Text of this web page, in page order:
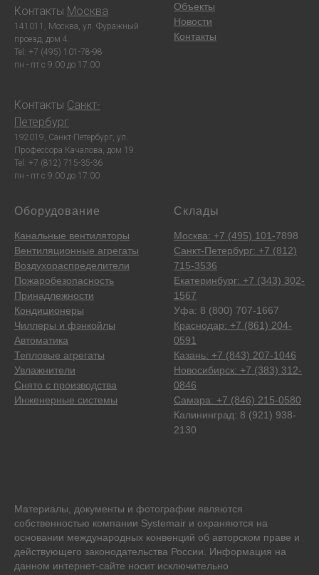
Контакты Москва
141011, Москва, ул. Фуражный
проезд, дом 4.
Tel: +7 (495) 101-78-98
пн - пт с 9:00 до 17:00
Контакты Санкт-
Петербург
192019, Санкт-Петербург, ул.
Профессора Качалова, дом 19.
Tel: +7 (812) 715-35-36
пн - пт с 9:00 до 17:00
Объекты
Новости
Контакты
Оборудование
Канальные вентиляторы
Вентиляционные агрегаты
Воздухораспределители
Пожаробезопасность
Принадлежности
Кондиционеры
Чиллеры и фэнкойлы
Автоматика
Тепловые агрегаты
Увлажнители
Снято с производства
Инженерные системы
Склады
Москва: +7 (495) 101-7898
Санкт-Петербург: +7 (812)
715-3536
Екатеринбург: +7 (343) 302-
1567
Уфа: 8 (800) 707-1667
Краснодар: +7 (861) 204-
0591
Казань: +7 (843) 207-1046
Новосибирск: +7 (383) 312-
0846
Самара: +7 (846) 215-0580
Калининград: 8 (921) 938-
2130
Материалы, документы и фотографии являются
собственностью компании Systemair и охраняются на
основании международных конвенций об авторском праве и
действующего законодательства России. Информация на
данном интернет-сайте носит исключительно